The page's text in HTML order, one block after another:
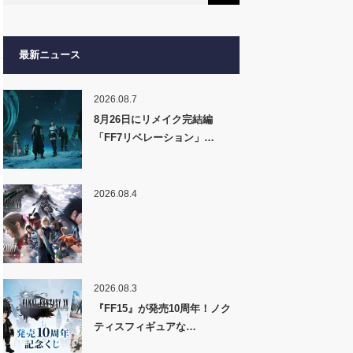
最新ニュース
2026.08.7
8月26日にリメイク完結編
「FF7リベレーション」…
2026.08.4
2026.08.3
『FF15』が発売10周年！ノク
ティスフィギュアな…